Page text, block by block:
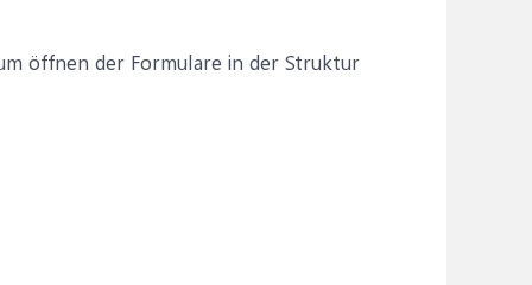
öffnen der Formulare in der Struktur